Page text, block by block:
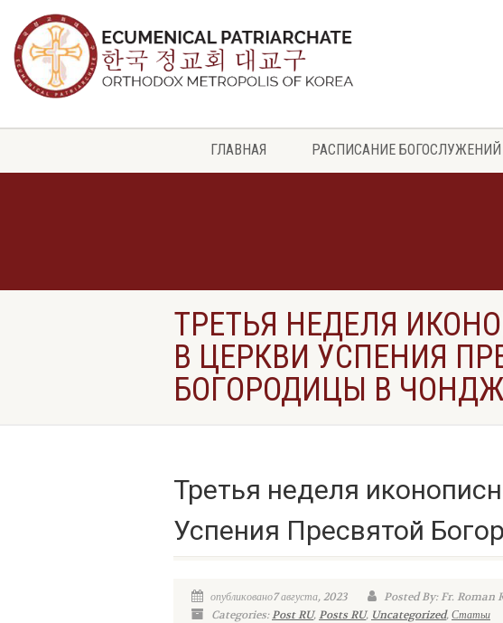
ГЛАВНАЯ РАСПИСАНИЕ БОГОСЛУЖЕНИЙ
ТРЕТЬЯ НЕДЕЛЯ
В ЦЕРКВИ УСПЕНИЯ
БОГОРОДИЦЫ В
Третья неделя
Успения Пресвятой
опубликовано7 августа, 2023
Posted By: Fr. Roman
Categories:Post RU,Posts RU, Uncategorized,Статьи